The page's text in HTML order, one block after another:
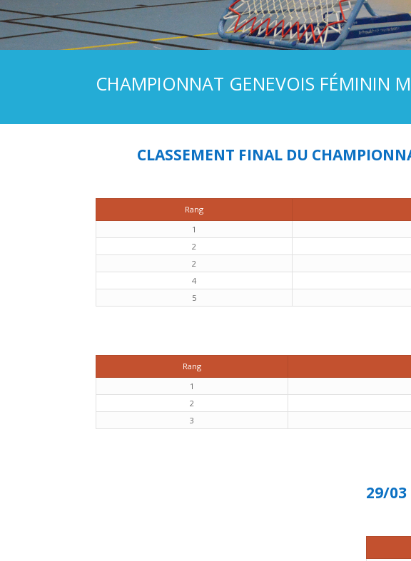
CHAMPIONNAT GENEVOIS FÉMININ
CLASSEMENT FINAL DU
Rang
1
2
2
4
5
Rang
1
2
3
29/03